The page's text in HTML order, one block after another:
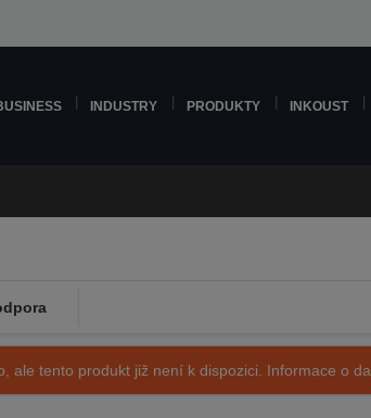
INDUSTRY PRODUKTY INKOUST
ale tento produkt již není k dispozici. Informace o